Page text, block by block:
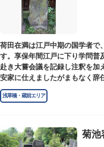
荷田在満は江戸中期の国学者で
す。享保年間江戸に下り学問普
赴き大嘗会議を記録し注釈を加
安家に仕えましたがまもなく辞
した。お墓は金竜寺（きんりゅ
浅草橋・蔵前エリア
菊池